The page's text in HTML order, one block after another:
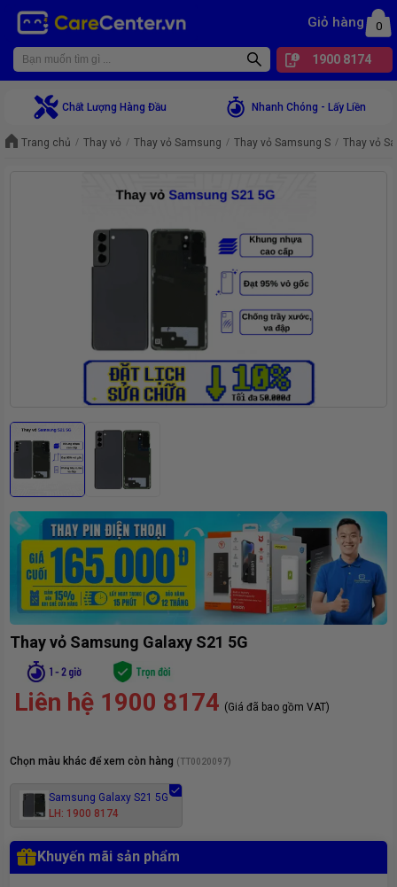
Giỏ hàng 0
1900 8174
Chất Lượng Hàng Đầu Nhanh Chóng - Lấy Liền
Trang chủ Thay vỏ Thay vỏ Samsung Thay vỏ Samsung S Thay vỏ
Thay vỏ Samsung Galaxy S21 5G
Liên hệ 1900 8174 (Giá đã bao gồm VAT)
Chọn màu khác để xem còn hàng (TT0020097)
Samsung Galaxy S21 5G
LH: 1900 8174
Khuyến mãi sản phẩm